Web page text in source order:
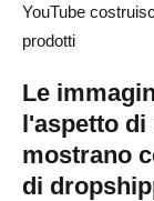
Devo mostrare
dropshipping?
Come faccio la
dropshipping?
Gli annunci
YouTube
prodotti
Le
l'aspetto di
mostrano
di